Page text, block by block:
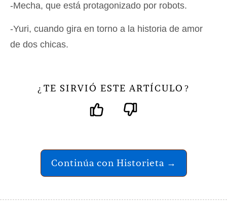
-Mecha, que está protagonizado por robots.
-Yuri, cuando gira en torno a la historia de amor
de dos chicas.
¿ TE SIRVIÓ ESTE ARTÍCULO ?
Continúa con Historieta →